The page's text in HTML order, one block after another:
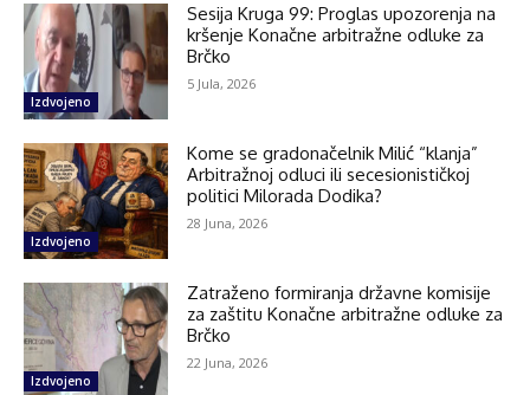
Izdvojeno
Sesija Kruga 99: Proglas upozorenja na
kršenje Konačne arbitražne odluke za
Brčko
5 Jula, 2026
Izdvojeno
Kome se gradonačelnik Milić “klanja”
Arbitražnoj odluci ili secesionističkoj
politici Milorada Dodika?
28 Juna, 2026
Izdvojeno
Zatraženo formiranja državne komisije
za zaštitu Konačne arbitražne odluke za
Brčko
22 Juna, 2026